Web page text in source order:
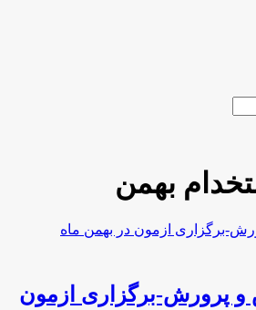
بهمن
و پرورش-برگزاری ازمون